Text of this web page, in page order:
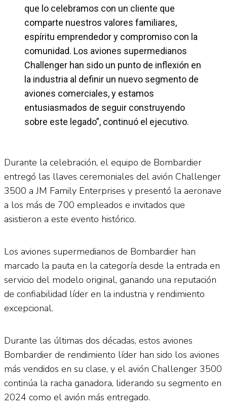
que lo celebramos con un cliente que
comparte nuestros valores familiares,
espíritu emprendedor y compromiso con la
comunidad. Los aviones supermedianos
Challenger han sido un punto de inflexión en
la industria al definir un nuevo segmento de
aviones comerciales, y estamos
entusiasmados de seguir construyendo
sobre este legado”, continuó el ejecutivo.
Durante la celebración, el equipo de Bombardier
entregó las llaves ceremoniales del avión Challenger
3500 a JM Family Enterprises y presentó la aeronave
a los más de 700 empleados e invitados que
asistieron a este evento histórico.
Los aviones supermedianos de Bombardier han
marcado la pauta en la categoría desde la entrada en
servicio del modelo original, ganando una reputación
de confiabilidad líder en la industria y rendimiento
excepcional.
Durante las últimas dos décadas, estos aviones
Bombardier de rendimiento líder han sido los aviones
más vendidos en su clase, y el avión Challenger 3500
continúa la racha ganadora, liderando su segmento en
2024 como el avión más entregado.